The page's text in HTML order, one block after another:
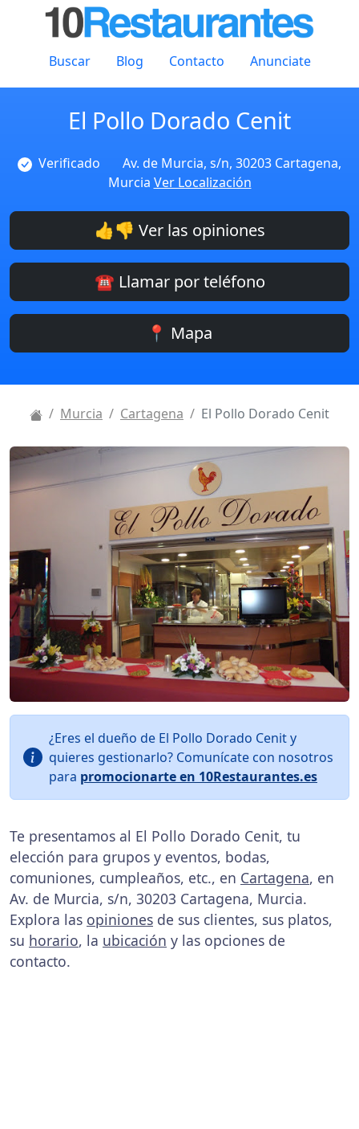
Buscar Blog Contacto Anunciate
El Pollo Dorado Cenit
Verificado
Av. de Murcia, s/n, 30203 Cartagena,
Murcia Ver Localización
👍👎 Ver las opiniones
☎️ Llamar por teléfono
📍 Mapa
Murcia Cartagena El Pollo Dorado Cenit
¿Eres el dueño de El Pollo Dorado Cenit y
quieres gestionarlo? Comunícate con nosotros
para promocionarte en 10Restaurantes.es
Te presentamos al El Pollo Dorado Cenit, tu
elección para grupos y eventos, bodas,
comuniones, cumpleaños, etc., en Cartagena, en
Av. de Murcia, s/n, 30203 Cartagena, Murcia.
Explora las opiniones de sus clientes, sus platos,
su horario, la ubicación y las opciones de
contacto.